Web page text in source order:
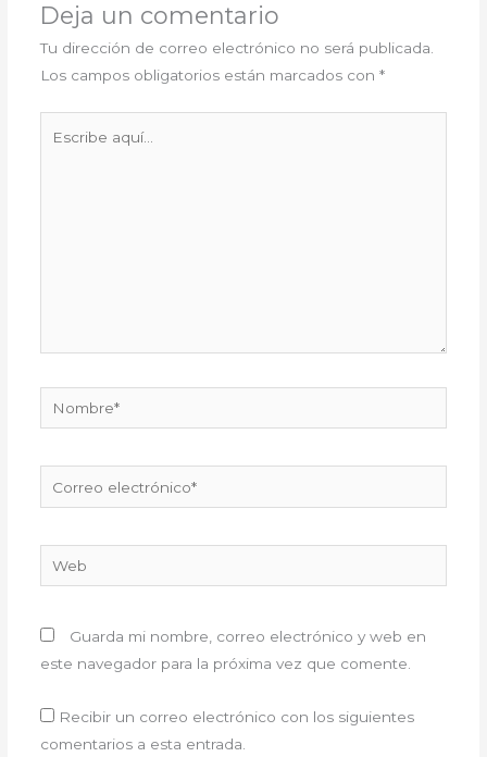
Deja un comentario
Tu dirección de correo electrónico no será publicada.
Los campos obligatorios están marcados con *
Nombre*
electrónico*
Guarda mi nombre, correo electrónico y web en
este navegador para la próxima vez que comente.
Recibir un correo electrónico con los siguientes
comentarios a esta entrada.